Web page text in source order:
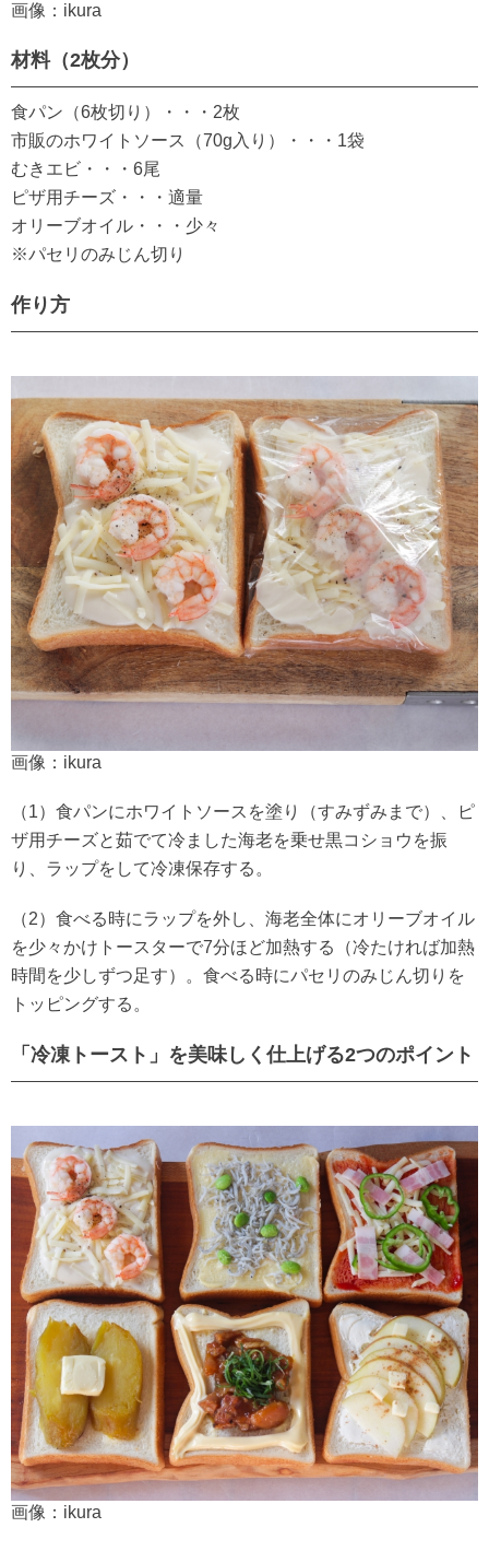
画像：ikura
材料（2枚分）
食パン（6枚切り）・・・2枚
市販のホワイトソース（70g入り）・・・1袋
むきエビ・・・6尾
ピザ用チーズ・・・適量
オリーブオイル・・・少々
※パセリのみじん切り
作り方
画像：ikura
（1）食パンにホワイトソースを塗り（すみずみまで）、ピ
ザ用チーズと茹でて冷ました海老を乗せ黒コショウを振
り、ラップをして冷凍保存する。
（2）食べる時にラップを外し、海老全体にオリーブオイル
を少々かけトースターで7分ほど加熱する（冷たければ加熱
時間を少しずつ足す）。食べる時にパセリのみじん切りを
トッピングする。
「冷凍トースト」を美味しく仕上げる2つのポイント
画像：ikura